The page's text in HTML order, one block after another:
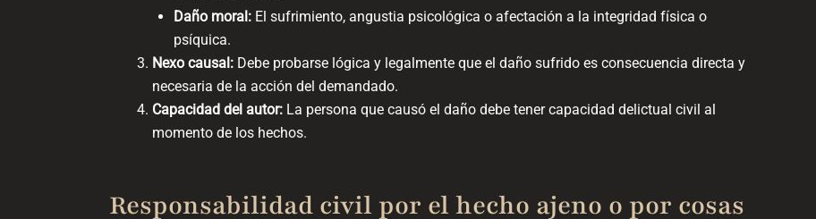
Daño moral: El sufrimiento, angustia psicológica o afectación a la integridad física o
psíquica.
Nexo causal: Debe probarse lógica y legalmente que el daño sufrido es consecuencia directa y
necesaria de la acción del demandado.
Capacidad del autor: La persona que causó el daño debe tener capacidad delictual civil al
momento de los hechos.
Responsabilidad civil por el hecho ajeno o por cosas